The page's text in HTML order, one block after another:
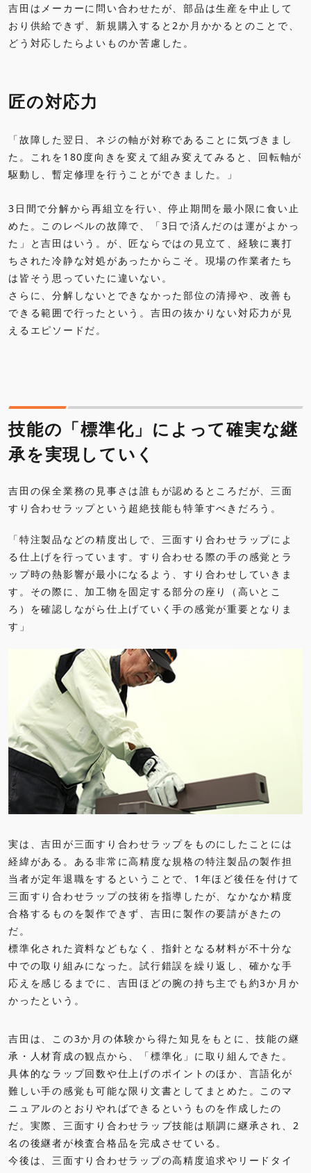
吉田はメーカーに問い合わせたが、部品は生産を中止して
おり供給できず、新規購入すると2か月かかるとのことで、
どう対応したらよいものか苦慮した。
匠の対応力
「故障した翌日、ネジの軸が対称であることに気づきまし
た。これを180度向きを変えて組み変えてみると、回転軸が
駆動し、暫定修理を行うことができました。」
3日間で分解から再組立を行い、停止期間を最小限に食い止
めた。このレベルの故障で、「3日で済んだのは運がよかっ
た」と吉田はいう。が、匠ならではの見立て、経験に裏打
ちされた冷静な対処があったからこそ。現場の作業者たち
は皆そう思っていたに違いない。
さらに、分解しないとできなかった部位の清掃や、改善も
できる範囲で行ったという。吉田の抜かりない対応力が見
えるエピソードだ。
技能の「標準化」によって確実な継
承を実現していく
吉田の保全業務の見事さは誰もが認めるところだが、三面
すり合わせラップという超絶技能も特筆すべきだろう。
「特注製品などの精度出しで、三面すり合わせラップによ
る仕上げを行っています。すり合わせる際の手の感覚とラ
ップ時の熱影響が最小になるよう、すり合わせしていきま
す。その際に、加工物を固定する部分の座り（高いとこ
ろ）を確認しながら仕上げていく手の感覚が重要となりま
す」
実は、吉田が三面すり合わせラップをものにしたことには
経緯がある。ある非常に高精度な規格の特注製品の製作担
当者が定年退職をするということで、1年ほど後任を付けて
三面すり合わせラップの技術を指導したが、なかなか精度
合格するものを製作できず、吉田に製作の要請がきたの
だ。
標準化された資料などもなく、指針となる材料が不十分な
中での取り組みになった。試行錯誤を繰り返し、確かな手
応えを感じるまでに、吉田ほどの腕の持ち主でも約3か月か
かったという。
吉田は、この3か月の体験から得た知見をもとに、技能の継
承・人材育成の観点から、「標準化」に取り組んできた。
具体的なラップ回数や仕上げのポイントのほか、言語化が
難しい手の感覚も可能な限り文書としてまとめた。このマ
ニュアルのとおりやればできるというものを作成したの
だ。実際、三面すり合わせラップ技能は順調に継承され、2
名の後継者が検査合格品を完成させている。
今後は、三面すり合わせラップの高精度追求やリードタイ